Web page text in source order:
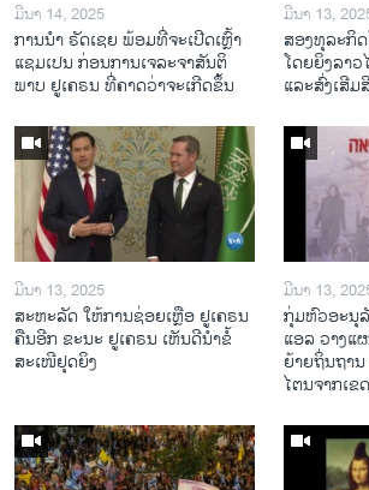
ມີນາ 14, 2025
ການ​ນຳ ຣັດ​ເຊຍ ພ້ອມ​ທີ່​ຈະ​ເປີ​ດ​ເຫຼົ້າ​
ແຊມ​ເປນ ກ່ອນການ​ເຈ​ລະ​ຈາ​ສັນ​ຕິ​
ພາບ ຢູ​ເຄ​ຣນ ທີ່​ຄາດ​ວ່າ​ຈະ​ເກີດ​ຂຶ້ນ
ມີນາ 13,
ສອງທຸລະກິດ
ໂດຍຍິງລາ
ແລະສົ່ງເສີ
ມີນາ 13, 2025
ສະຫະລັດ ໃຫ້ການຊ່ອຍເຫຼືອ ຢູເຄຣນ
ຄືນອີກ ຂະນະ ຢູເຄຣນ ເຫັນດີນຳຂໍ້
ສະເໜີຢຸດຍິງ
ມີນາ 13,
ກຸ່ມຫົວອະນຸ
ແອລ ວາງແ
ຍ້າຍຖິ່ນຖາ
ໄຕນຈາກເຂ